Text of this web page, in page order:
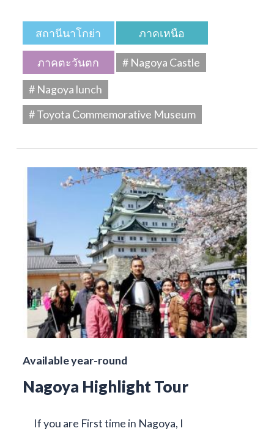
สถานีนาโกย่า ภาคเหนือ
ภาคตะวันตก
# Nagoya Castle
# Nagoya lunch
# Toyota Commemorative Museum
Available year-round
Nagoya Highlight Tour
If you are First time in Nagoya, I